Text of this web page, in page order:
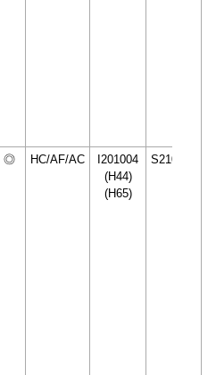
◎ HC/AF/AC
I201004
(H44)
(H65)
S210610